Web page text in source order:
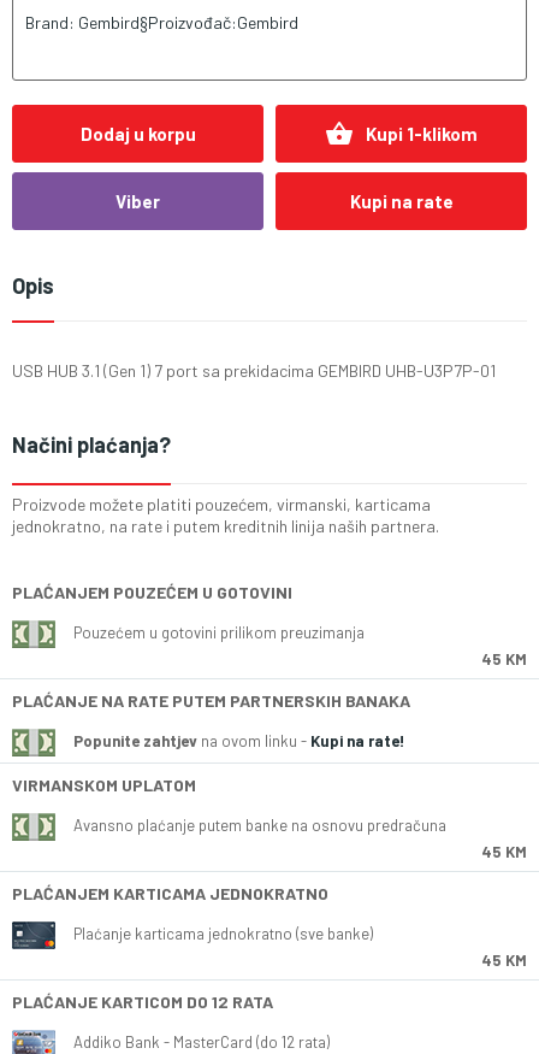
Brand: Gembird§Proizvođač:Gembird
Dodaj u korpu shopping_basket Kupi 1-klikom
Viber Kupi na rate
Opis
USB HUB 3.1 (Gen 1) 7 port sa prekidacima GEMBIRD UHB-U3P7P-01
Načini plaćanja?
Proizvode možete platiti pouzećem, virmanski, karticama
jednokratno, na rate i putem kreditnih linija naših partnera.
PLAĆANJEM POUZEĆEM U GOTOVINI
Pouzećem u gotovini prilikom preuzimanja
45 KM
PLAĆANJE NA RATE PUTEM PARTNERSKIH BANAKA
Popunite zahtjev na ovom linku - Kupi na rate!
VIRMANSKOM UPLATOM
Avansno plaćanje putem banke na osnovu predračuna
45 KM
PLAĆANJEM KARTICAMA JEDNOKRATNO
Plaćanje karticama jednokratno (sve banke)
45 KM
PLAĆANJE KARTICOM DO 12 RATA
Addiko Bank - MasterCard (do 12 rata)